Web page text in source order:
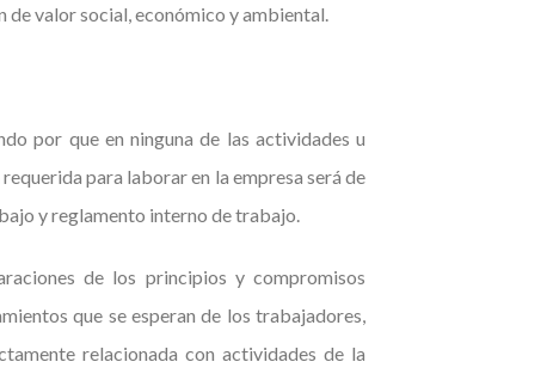
valor social, económico y ambiental.
por que en ninguna de las actividades u
para laborar en la empresa será de
y reglamento interno de trabajo.
de los principios y compromisos
que se esperan de los trabajadores,
relacionada con actividades de la